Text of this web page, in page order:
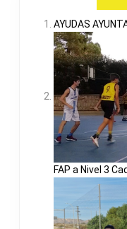
AYUDAS
FAP a Nivel 3